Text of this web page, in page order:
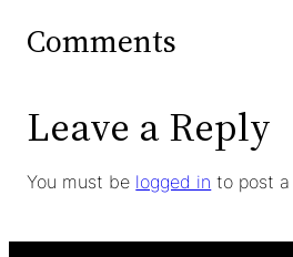
Comments
Leave a Reply
You must be logged in to post